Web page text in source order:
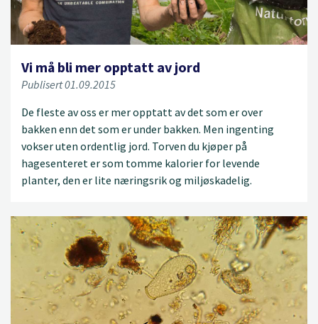
Vi må bli mer opptatt av jord
Publisert 01.09.2015
De fleste av oss er mer opptatt av det som er over
bakken enn det som er under bakken. Men ingenting
vokser uten ordentlig jord. Torven du kjøper på
hagesenteret er som tomme kalorier for levende
planter, den er lite næringsrik og miljøskadelig.